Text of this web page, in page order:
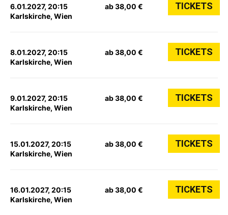
6.01.2027, 20:15
Karlskirche, Wien
ab 38,00 € TICKETS
8.01.2027, 20:15
Karlskirche, Wien
ab 38,00 € TICKETS
9.01.2027, 20:15
Karlskirche, Wien
ab 38,00 € TICKETS
15.01.2027, 20:15
Karlskirche, Wien
ab 38,00 € TICKETS
16.01.2027, 20:15
Karlskirche, Wien
ab 38,00 € TICKETS